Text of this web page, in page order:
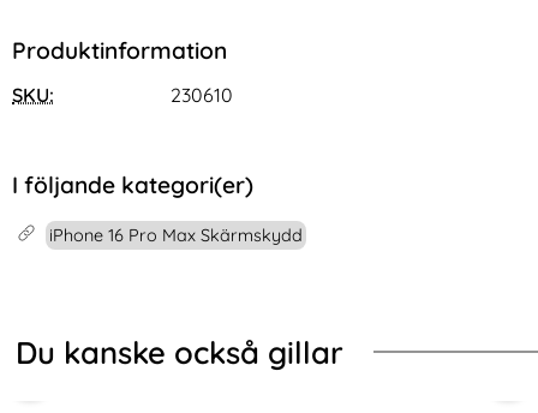
Produktinformation
SKU: 230610
I följande kategori(er)
iPhone 16 Pro Max Skärmskydd
Du kanske också gillar